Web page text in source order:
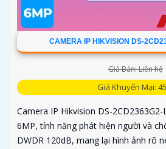
CAMERA IP HIKVISION DS-
Giá Bán: Liên hệ
Giá Khuyến Mại:
Camera IP Hikvision DS-
6MP, tính năng phát hiện người và
DWDR 120dB, mang lại hình ảnh rõ